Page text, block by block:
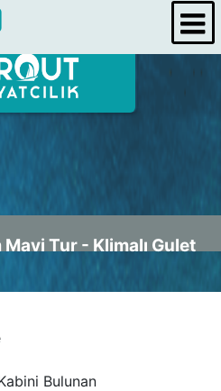
Tur - Klimalı Gulet
Bulunan